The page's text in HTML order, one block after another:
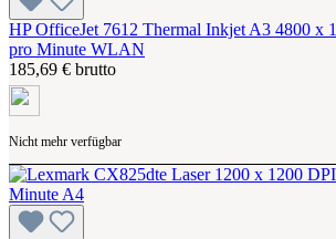
HP OfficeJet 7612 Thermal Inkjet A3 4800 x
pro Minute WLAN
185,69 € brutto
Nicht mehr verfügbar